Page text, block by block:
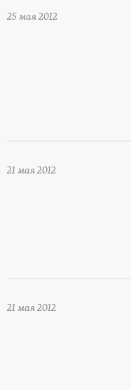
25 мая 2012
21 мая 2012
21 мая 2012